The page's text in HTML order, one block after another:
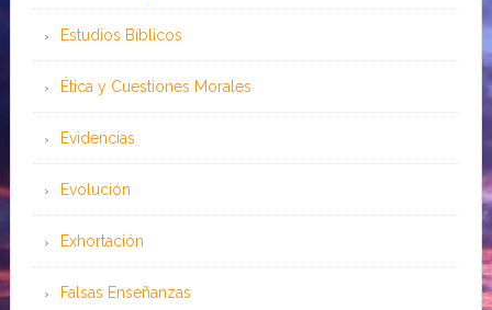
Estudios Bíblicos
Ética y Cuestiones Morales
Evidencias
Evolución
Exhortación
Falsas Enseñanzas